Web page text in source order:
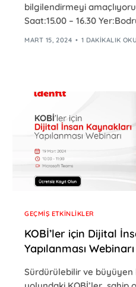
bilgilendirmeyi
Saat:15.00 – 16.30
MART 15, 2024 1 DAKIKALIK
GEÇMIŞ ETKINLIKLER
KOBİ’ler için Dijital
Yapılanması Webinarı
Sürdürülebilir ve